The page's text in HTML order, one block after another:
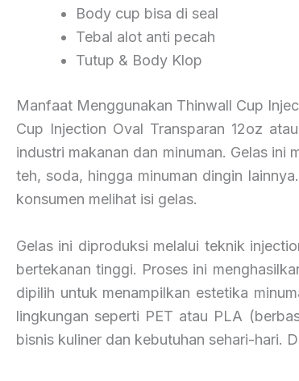
Body cup bisa di seal
Tebal alot anti pecah
Tutup & Body Klop
Manfaat Menggunakan Thinwall Cup
Cup Injection Oval Transparan 12oz atau
industri makanan dan minuman. Gelas
teh, soda, hingga minuman dingin
konsumen melihat isi gelas.
Gelas ini diproduksi melalui teknik
bertekanan tinggi. Proses ini
dipilih untuk menampilkan estetika
lingkungan seperti PET atau PLA
bisnis kuliner dan kebutuhan sehari-hari.